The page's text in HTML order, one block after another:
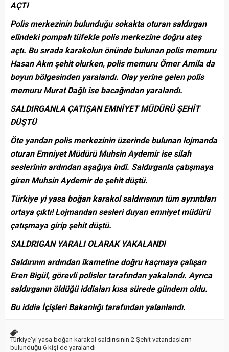
AÇTI
Polis merkezinin bulunduğu sokakta oturan saldırgan
elindeki pompalı tüfekle polis merkezine doğru ateş
açtı. Bu sırada karakolun önünde bulunan polis memuru
Hasan Akın şehit olurken, polis memuru Ömer Amila da
boyun bölgesinden yaralandı. Olay yerine gelen polis
memuru Murat Dağlı ise bacağından yaralandı.
SALDIRGANLA ÇATIŞAN EMNİYET MÜDÜRÜ ŞEHİT
DÜŞTÜ
Öte yandan polis merkezinin üzerinde bulunan lojmanda
oturan Emniyet Müdürü Muhsin Aydemir ise silah
seslerinin ardından aşağıya indi. Saldırganla çatışmaya
giren Muhsin Aydemir de şehit düştü.
Türkiye yi yasa boğan karakol saldırısının tüm ayrıntıları
ortaya çıktı! Lojmandan sesleri duyan emniyet müdürü
çatışmaya girip şehit düştü.
SALDRIGAN YARALI OLARAK YAKALANDI
Saldırının ardından ikametine doğru kaçmaya çalışan
Eren Bigül, görevli polisler tarafından yakalandı. Ayrıca
saldırganın öldüğü iddiaları kısa sürede gündem oldu.
Bu iddia İçişleri Bakanlığı tarafından yalanlandı.
Türkiye'yi yasa boğan karakol saldırısının 2 Şehit vatandaşların
bulunduğu 6 kişi de yaralandı